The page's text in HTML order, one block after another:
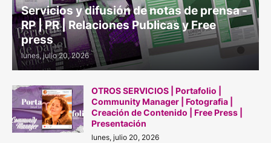
Servicios y difusión de notas de prensa -
RP | PR | Relaciones Publicas y Free
press
lunes, julio 20, 2026
OTROS SERVICIOS | Portafolio |
Community Manager | Fotografia |
Creación de Contenido | Free Press |
Presentación
lunes, julio 20, 2026